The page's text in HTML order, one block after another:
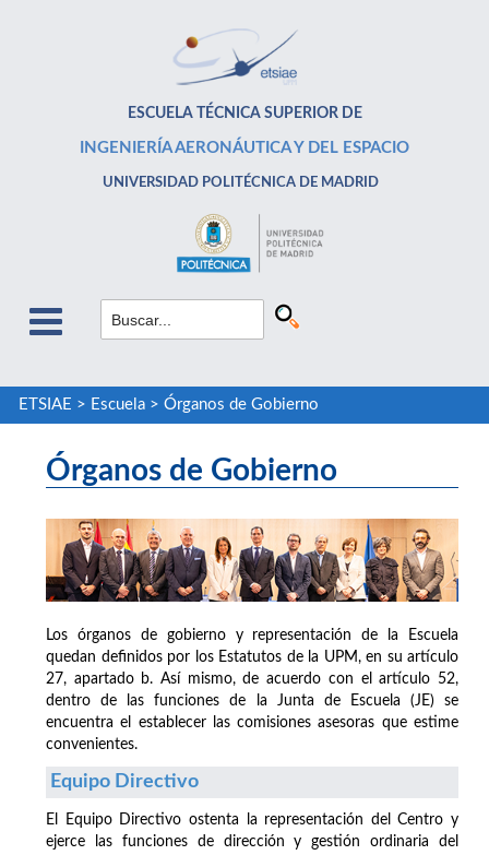
ESCUELA TÉCNICA SUPERIOR DE
INGENIERÍA AERONÁUTICA Y DEL ESPACIO
UNIVERSIDAD POLITÉCNICA DE MADRID
ETSIAE > Escuela> Órganos de Gobierno
Órganos de Gobierno
Los órganos de gobierno y representación de la Escuela
quedan definidos por los Estatutos de la UPM, en su artículo
27, apartado b. Así mismo, de acuerdo con el artículo 52,
dentro de las funciones de la Junta de Escuela (JE) se
encuentra el establecer las comisiones asesoras que estime
convenientes.
Equipo Directivo
El Equipo Directivo ostenta la representación del Centro y
ejerce las funciones de dirección y gestión ordinaria del